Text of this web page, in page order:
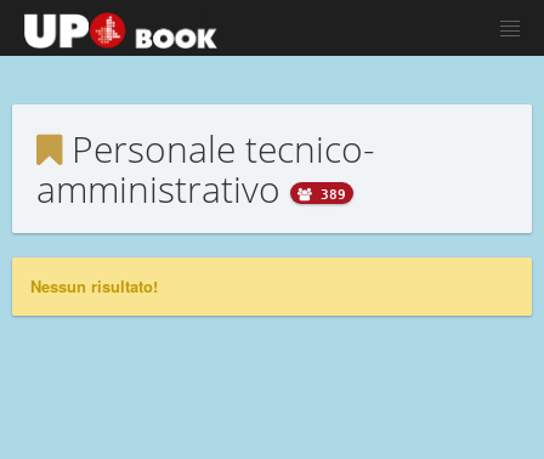
Personale tecnico-
amministrativo
389
Nessun risultato!